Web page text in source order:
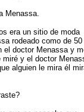
Menassa.
era un sitio de moda
rodeado como de 50
el doctor Menassa y
y el doctor
alguien le mira él